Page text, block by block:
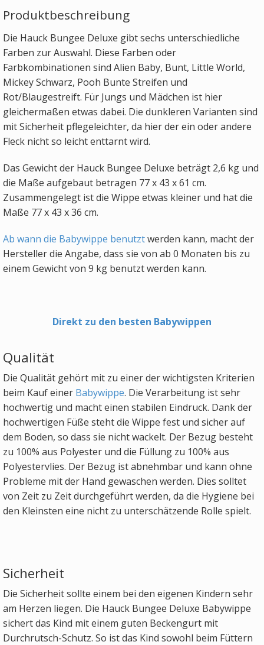
Produktbeschreibung
Die Hauck Bungee Deluxe gibt sechs unterschiedliche
Farben zur Auswahl. Diese Farben oder
Farbkombinationen sind Alien Baby, Bunt, Little World,
Mickey Schwarz, Pooh Bunte Streifen und
Rot/Blaugestreift. Für Jungs und Mädchen ist hier
gleichermaßen etwas dabei. Die dunkleren Varianten sind
mit Sicherheit pflegeleichter, da hier der ein oder andere
Fleck nicht so leicht enttarnt wird.
Das Gewicht der Hauck Bungee Deluxe beträgt 2,6 kg und
die Maße aufgebaut betragen 77 x 43 x 61 cm.
Zusammengelegt ist die Wippe etwas kleiner und hat die
Maße 77 x 43 x 36 cm.
Ab wann die Babywippe benutztwerden kann, macht der
Hersteller die Angabe, dass sie von ab 0 Monaten bis zu
einem Gewicht von 9 kg benutzt werden kann.
Direkt zu den besten Babywippen
Qualität
Die Qualität gehört mit zu einer der wichtigsten Kriterien
beim Kauf einer Babywippe. Die Verarbeitung ist sehr
hochwertig und macht einen stabilen Eindruck. Dank der
hochwertigen Füße steht die Wippe fest und sicher auf
dem Boden, so dass sie nicht wackelt. Der Bezug besteht
zu 100% aus Polyester und die Füllung zu 100% aus
Polyestervlies. Der Bezug ist abnehmbar und kann ohne
Probleme mit der Hand gewaschen werden. Dies solltet
von Zeit zu Zeit durchgeführt werden, da die Hygiene bei
den Kleinsten eine nicht zu unterschätzende Rolle spielt.
Sicherheit
Die Sicherheit sollte einem bei den eigenen Kindern sehr
am Herzen liegen. Die Hauck Bungee Deluxe Babywippe
sichert das Kind mit einem guten Beckengurt mit
Durchrutsch-Schutz. So ist das Kind sowohl beim Füttern